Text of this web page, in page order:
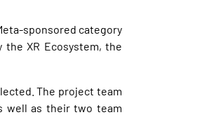
sponsored category
the XR Ecosystem, the
The project team
well as their two team